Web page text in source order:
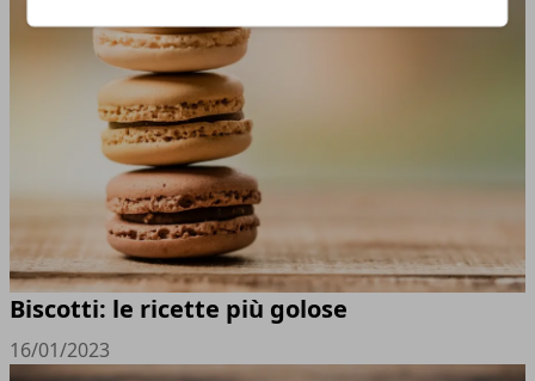
Biscotti: le ricette più golose
16/01/2023